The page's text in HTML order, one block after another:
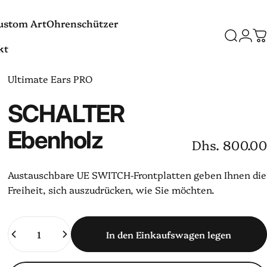
Art
Custom Art
Ohrenschützer
Suche
Ultimate Ears PRO
SCHALTER
Ebenholz
Dhs. 800.00
Austauschbare UE SWITCH-Frontplatten geben Ihnen die
Freiheit, sich auszudrücken, wie Sie möchten.
Anzahl
In den Einkaufswagen legen